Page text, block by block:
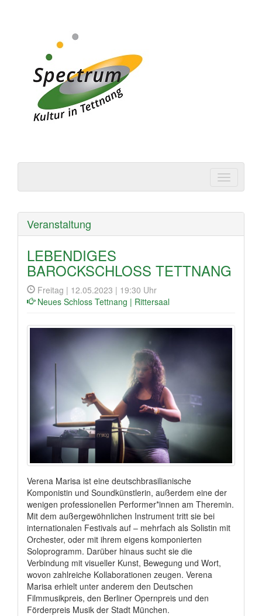
Tettnang
Veranstaltung
LEBENDIGES
BAROCKSCHLOSS TETTNANG
Freitag | 12.05.2023 | 19:30 Uhr
Neues Schloss Tettnang | Rittersaal
Verena Marisa ist eine deutschbrasilianische
Komponistin und Soundkünstlerin, außerdem eine der
wenigen professionellen Performer*innen am Theremin.
Mit dem außergewöhnlichen Instrument tritt sie bei
internationalen Festivals auf – mehrfach als Solistin mit
Orchester, oder mit ihrem eigens komponierten
Soloprogramm. Darüber hinaus sucht sie die
Verbindung mit visueller Kunst, Bewegung und Wort,
wovon zahlreiche Kollaborationen zeugen. Verena
Marisa erhielt unter anderem den Deutschen
Filmmusikpreis, den Berliner Opernpreis und den
Förderpreis Musik der Stadt München.